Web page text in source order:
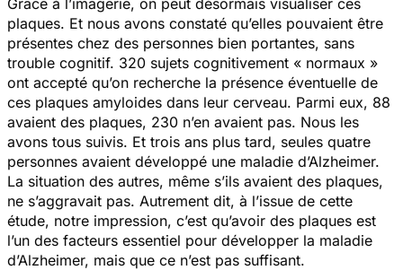
plaques. Et nous avons constaté qu’elles pouvaient être
présentes chez des personnes bien portantes, sans
trouble cognitif. 320 sujets cognitivement « normaux »
ont accepté qu’on recherche la présence éventuelle de
ces plaques amyloides dans leur cerveau. Parmi eux, 88
avaient des plaques, 230 n’en avaient pas. Nous les
avons tous suivis. Et trois ans plus tard, seules quatre
personnes avaient développé une maladie d’Alzheimer.
La situation des autres, même s’ils avaient des plaques,
ne s’aggravait pas. Autrement dit, à l’issue de cette
étude, notre impression, c’est qu’avoir des plaques est
l’un des facteurs essentiel pour développer la maladie
d’Alzheimer, mais que ce n’est pas suffisant.